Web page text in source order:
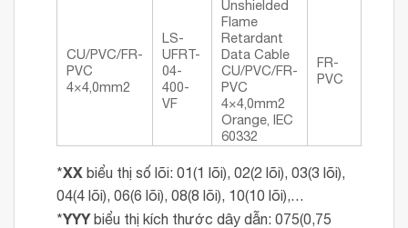
CU/PVC/FR-
PVC
4×4,0mm2
LS-
UFRT-
04-
400-
VF
Unshielded
Flame
Retardant
Data Cable
CU/PVC/FR-
PVC
4×4,0mm2
Orange, IEC
60332
FR-
PVC
*XX biểu thị số lõi: 01(1 lõi), 02(2 lõi), 03(3 lõi),
04(4 lõi), 06(6 lõi), 08(8 lõi), 10(10 lõi),…
*YYYbiểu thị kích thước dây dẫn: 075(0,75